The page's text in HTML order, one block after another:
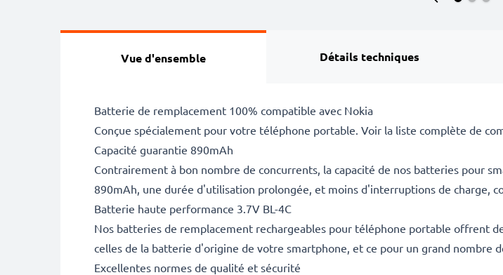
Vue d'ensemble Détails techniques
Batterie de remplacement 100% compatible avec Nokia
Conçue spécialement pour votre téléphone portable. Voir la liste complète de
Capacité guarantie 890mAh
Contrairement à bon nombre de concurrents, la capacité de nos batteries pour
890mAh, une durée d'utilisation prolongée, et moins d'interruptions de charge,
Batterie haute performance 3.7V BL-4C
Nos batteries de remplacement rechargeables pour téléphone portable offrent
celles de la batterie d'origine de votre smartphone, et ce pour un grand nombre
Excellentes normes de qualité et sécurité